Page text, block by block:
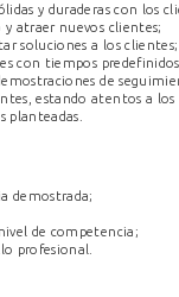
y duraderas con los
y atraer nuevos clientes;
soluciones a los clientes;
con tiempos
de
estando atentos a los
planteadas.
demostrada;
de competencia;
profesional.